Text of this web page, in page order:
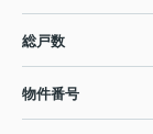
総戸数
物件番号